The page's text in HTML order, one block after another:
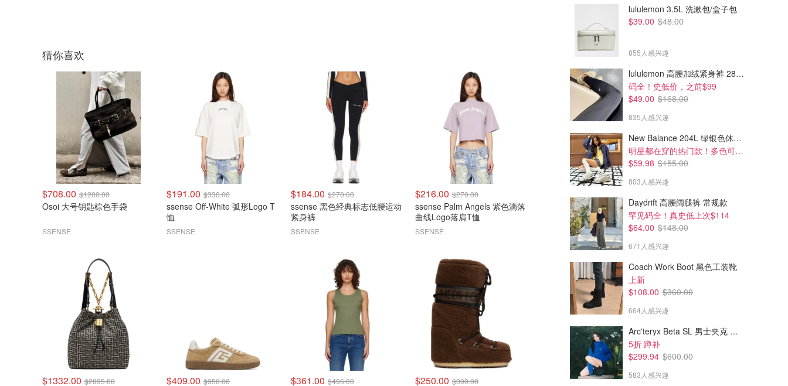
猜你喜欢
$708.00 $1200.00
Osoi 大号钥匙棕色手袋
SSENSE
$191.00 $330.00
ssense Off-White 弧形Logo T
恤
SSENSE
$184.00 $270.00
ssense 黑色经典标志低腰运动
紧身裤
SSENSE
$216.00 $270.00
ssense Palm Angels 紫色滴落
曲线Logo落肩T恤
SSENSE
$1332.00 $2895.00 $409.00 $950.00 $361.00 $495.00 $250.00 $390.00
lululemon 3.5L 洗漱包/盒子包
$39.00 $48.00
855人感兴趣
lululemon 高腰加绒紧身裤 28"≈71cm 5个口袋
码全！史低价，之前$99
$49.00 $168.00
835人感兴趣
New Balance 204L 绿银色休闲鞋
明星都在穿的热门款！多色可选 3.8折
$59.98 $155.00
803人感兴趣
Daydrift 高腰阔腿裤 常规款
罕见码全！真史低上次$114
$64.00 $148.00
671人感兴趣
Coach Work Boot 黑色工装靴
上新
$108.00 $360.00
664人感兴趣
Arc'teryx Beta SL 男士夹克 黑色
5折 蹲补
$299.94 $600.00
583人感兴趣